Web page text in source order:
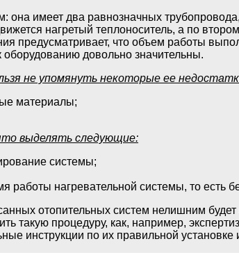
имеет два равнозначных
нагретый теплоноситель, а по
предусматривает, что объем работы
довольно значительны.
не упомянуть некоторые ее
материалы;
выделять следующие:
системы;
нагревательной системы, то есть
отопительных систем нелишним будет
такую процедуру, как, например,
инструкции по их правильной установке